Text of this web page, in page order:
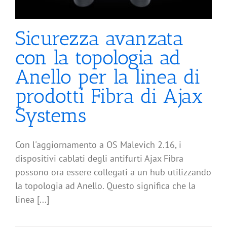
Sicurezza avanzata
con la topologia ad
Anello per la linea di
prodotti Fibra di Ajax
Systems
Con l'aggiornamento a OS Malevich 2.16, i
dispositivi cablati degli antifurti Ajax Fibra
possono ora essere collegati a un hub utilizzando
la topologia ad Anello. Questo significa che la
linea [...]